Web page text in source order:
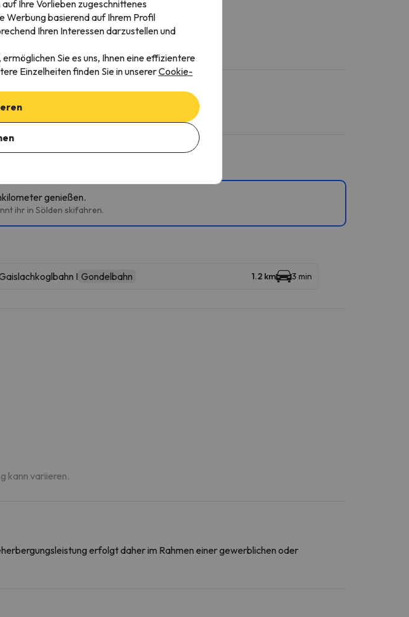
im Voraus zu buchen.
genießen.
ihr in Sölden skifahren.
I Gondelbahn 1.2 km 3 min
kann variieren.
erfolgt daher im Rahmen einer gewerblichen oder
Ihre Vorlieben zugeschnittenes
Werbung basierend auf Ihrem Profil
Ihren Interessen darzustellen und
Sie es uns, Ihnen eine effizientere
Einzelheiten finden Sie in unsererCookie-